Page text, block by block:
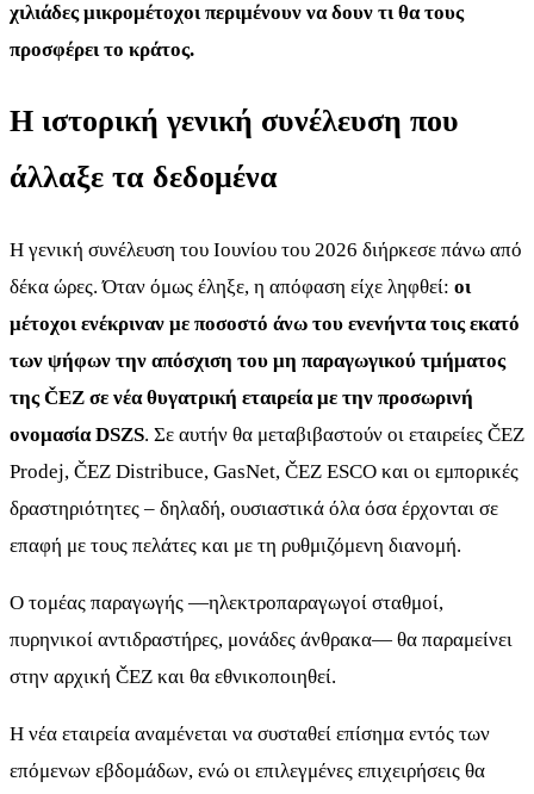
χιλιάδες μικρομέτοχοι περιμένουν να δουν τι θα τους
προσφέρει το κράτος.
Η ιστορική γενική συνέλευση που
άλλαξε τα δεδομένα
Η γενική συνέλευση του Ιουνίου του 2026 διήρκεσε πάνω από
δέκα ώρες. Όταν όμως έληξε, η απόφαση είχε ληφθεί: οι
μέτοχοι ενέκριναν με ποσοστό άνω του ενενήντα τοις εκατό
των ψήφων την απόσχιση του μη παραγωγικού τμήματος
της ČEZ σε νέα θυγατρική εταιρεία με την προσωρινή
ονομασία DSZS. Σε αυτήν θα μεταβιβαστούν οι εταιρείες ČEZ
Prodej, ČEZ Distribuce, GasNet, ČEZ ESCO και οι εμπορικές
δραστηριότητες – δηλαδή, ουσιαστικά όλα όσα έρχονται σε
επαφή με τους πελάτες και με τη ρυθμιζόμενη διανομή.
Ο τομέας παραγωγής —ηλεκτροπαραγωγοί σταθμοί,
πυρηνικοί αντιδραστήρες, μονάδες άνθρακα— θα παραμείνει
στην αρχική ČEZ και θα εθνικοποιηθεί.
Η νέα εταιρεία αναμένεται να συσταθεί επίσημα εντός των
επόμενων εβδομάδων, ενώ οι επιλεγμένες επιχειρήσεις θα